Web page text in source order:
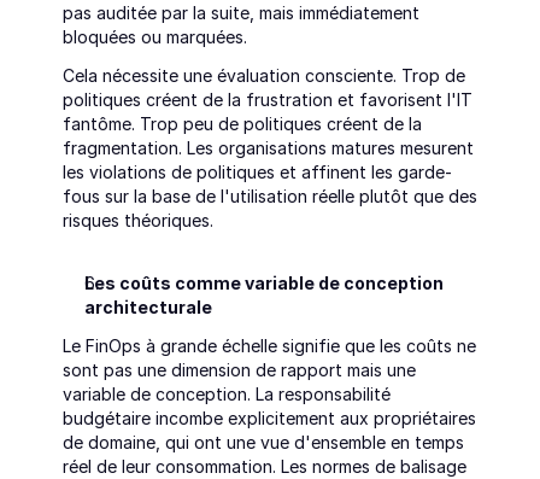
pas auditée par la suite, mais immédiatement
bloquées ou marquées.
Cela nécessite une évaluation consciente. Trop de
politiques créent de la frustration et favorisent l'IT
fantôme. Trop peu de politiques créent de la
fragmentation. Les organisations matures mesurent
les violations de politiques et affinent les garde-
fous sur la base de l'utilisation réelle plutôt que des
risques théoriques.
Les coûts comme variable de conception
architecturale
Le FinOps à grande échelle signifie que les coûts ne
sont pas une dimension de rapport mais une
variable de conception. La responsabilité
budgétaire incombe explicitement aux propriétaires
de domaine, qui ont une vue d'ensemble en temps
réel de leur consommation. Les normes de balisage